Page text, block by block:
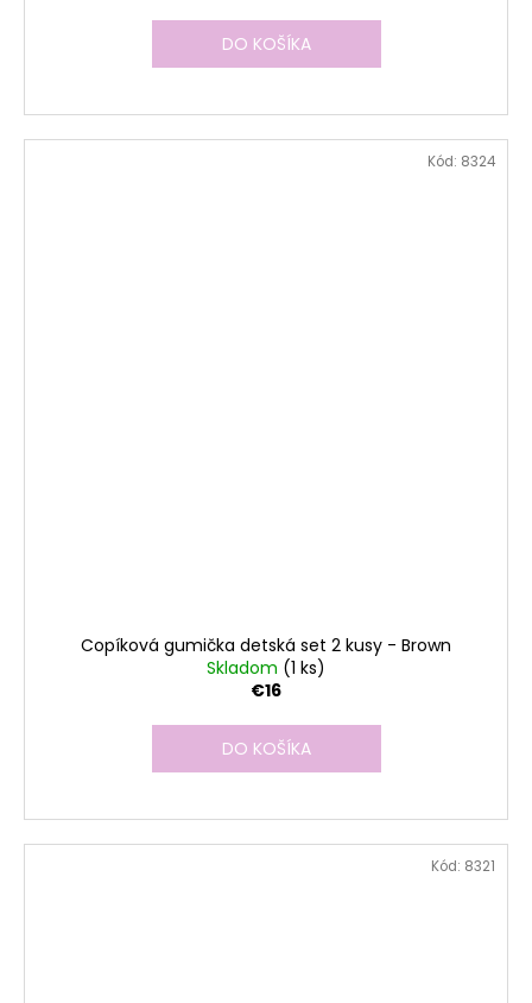
DO KOŠÍKA
Copíková gumička detská set 2 kusy - Brown
Skladom (1 ks)
€16
DO KOŠÍKA
Kód: 8324
Kód: 8321